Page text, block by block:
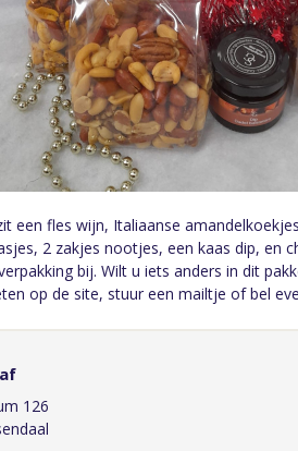
een fles wijn, Italiaanse
2 zakjes nootjes, een kaas dip, en
bij. Wilt u iets anders in dit
op de site, stuur een mailtje of bel
126